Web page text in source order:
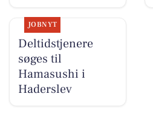
JOBNYT
Deltidstjenere
søges til
Hamasushi i
Haderslev